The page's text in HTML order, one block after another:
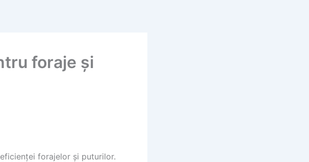
foraje și
forajelor și puturilor.